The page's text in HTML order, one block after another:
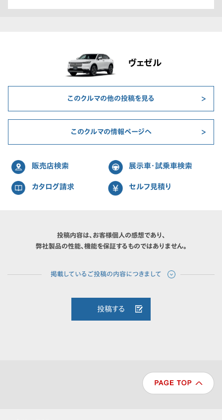
ヴェゼル
このクルマの他の投稿を見る
このクルマの情報ページへ
販売店検索 展示車・試乗車検索
カタログ請求 セルフ見積り
投稿内容は、お客様個人の感想であり、
弊社製品の性能、機能を保証するものではありません。
投稿する